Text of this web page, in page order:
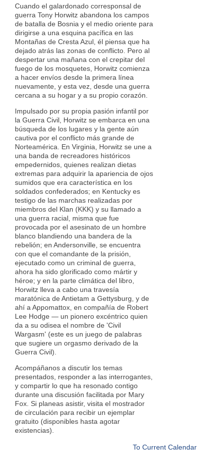
Cuando el galardonado corresponsal de
guerra Tony Horwitz abandona los campos
de batalla de Bosnia y el medio oriente para
dirigirse a una esquina pacífica en las
Montañas de Cresta Azul, él piensa que ha
dejado atrás las zonas de conflicto. Pero al
despertar una mañana con el crepitar del
fuego de los mosquetes, Horwitz comienza
a hacer envíos desde la primera línea
nuevamente, y esta vez, desde una guerra
cercana a su hogar y a su propio corazón.
Impulsado por su propia pasión infantil por
la Guerra Civil, Horwitz se embarca en una
búsqueda de los lugares y la gente aún
cautiva por el conflicto más grande de
Norteamérica. En Virginia, Horwitz se une a
una banda de recreadores históricos
empedernidos, quienes realizan dietas
extremas para adquirir la apariencia de ojos
sumidos que era característica en los
soldados confederados; en Kentucky es
testigo de las marchas realizadas por
miembros del Klan (KKK) y su llamado a
una guerra racial, misma que fue
provocada por el asesinato de un hombre
blanco blandiendo una bandera de la
rebelión; en Andersonville, se encuentra
con que el comandante de la prisión,
ejecutado como un criminal de guerra,
ahora ha sido glorificado como mártir y
héroe; y en la parte climática del libro,
Horwitz lleva a cabo una travesía
maratónica de Antietam a Gettysburg, y de
ahí a Appomattox, en compañía de Robert
Lee Hodge — un pionero excéntrico quien
da a su odisea el nombre de 'Civil
Wargasm' (este es un juego de palabras
que sugiere un orgasmo derivado de la
Guerra Civil).
Acompáñanos a discutir los temas
presentados, responder a las interrogantes,
y compartir lo que ha resonado contigo
durante una discusión facilitada por Mary
Fox. Si planeas asistir, visita el mostrador
de circulación para recibir un ejemplar
gratuito (disponibles hasta agotar
existencias).
To Current Calendar